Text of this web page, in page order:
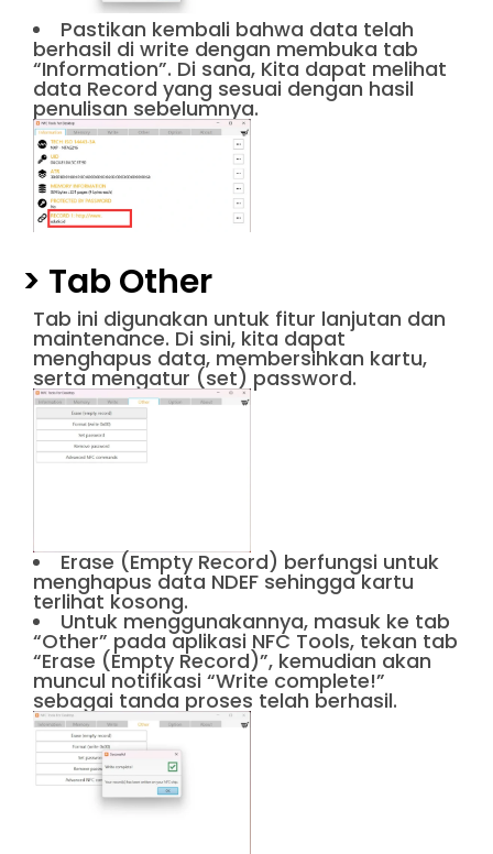
Pastikan kembali bahwa data telah
berhasil di write dengan membuka tab
“Information”. Di sana, Kita dapat melihat
data Record yang sesuai dengan hasil
penulisan sebelumnya.
> Tab Other
Tab ini digunakan untuk fitur lanjutan dan
maintenance. Di sini, kita dapat
menghapus data, membersihkan kartu,
serta mengatur (set) password.
Erase (Empty Record) berfungsi untuk
menghapus data NDEF sehingga kartu
terlihat kosong.
Untuk menggunakannya, masuk ke tab
“Other” pada aplikasi NFC Tools, tekan tab
“Erase (Empty Record)”, kemudian akan
muncul notifikasi “Write complete!”
sebagai tanda proses telah berhasil.